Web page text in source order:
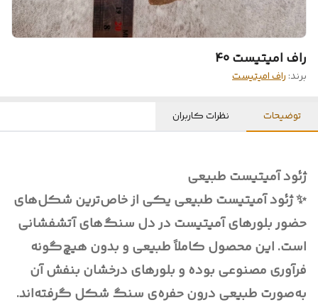
راف امیتیست 40
برند: راف امیتیست
توضیحات نظرات کاربران
ژئود آمیتیست طبیعی
✨ ژئود آمیتیست طبیعی یکی از خاص‌ترین شکل‌های
حضور بلورهای آمیتیست در دل سنگ‌های آتشفشانی
است. این محصول کاملاً طبیعی و بدون هیچ‌گونه
فرآوری مصنوعی بوده و بلورهای درخشان بنفش آن
به‌صورت طبیعی درون حفره‌ی سنگ شکل گرفته‌اند.